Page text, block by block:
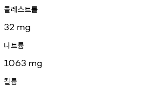
콜레스트롤
32 mg
나트륨
1063 mg
칼륨